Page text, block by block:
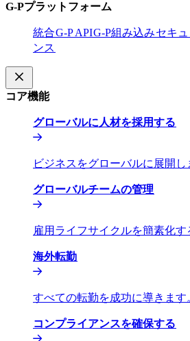
G-Pプラットフォーム​​
統合​​G-P API​​G-P組み込み​​セキ
ンス​​
コア機能​​
グローバルに人材を採用する​​
ビジネスをグローバルに展開し
グローバルチームの管理​​
雇用ライフサイクルを簡素化す
海外転勤​​
すべての転勤を成功に導きます
コンプライアンスを確保する​​